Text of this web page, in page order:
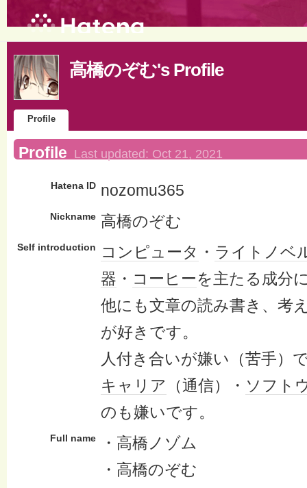
高橋のぞむ's Profile
Profile
Profile Last updated: Oct 21, 2021
Hatena ID nozomu365
Nickname 高橋のぞむ
Self introduction コンピュータ ・ ライトノベ
器 ・ コーヒーを主たる成分
他にも文章の読み書き、考
が好きです。
人付き合いが嫌い（苦手）
キャリア
（通信）・ ソフト
のも嫌いです。
Full name
・高橋ノゾム
・高橋のぞむ